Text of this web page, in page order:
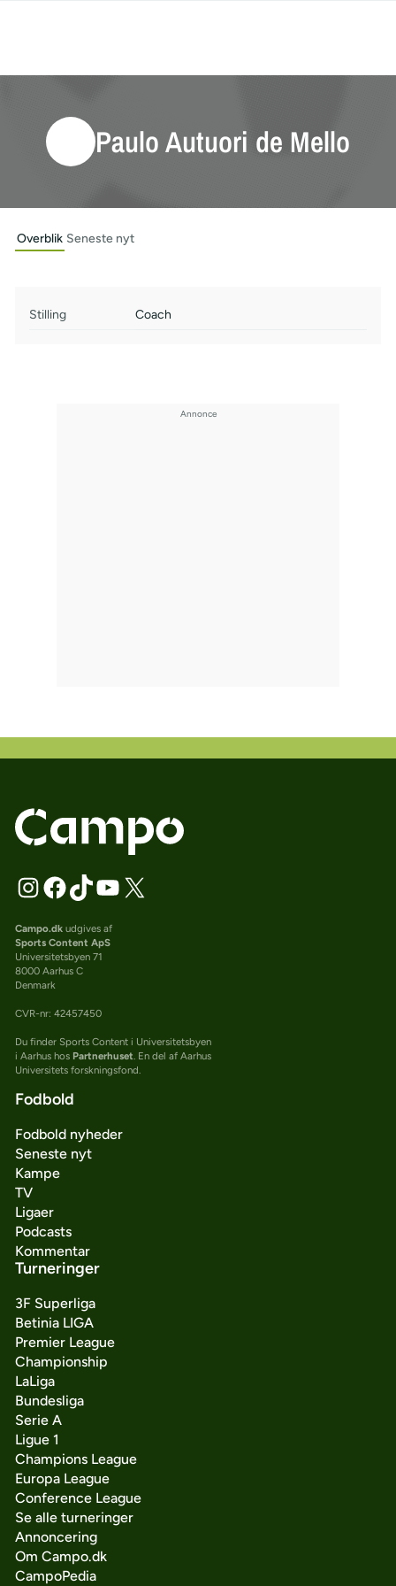
Paulo Autuori de Mello
Overblik Seneste nyt
Stilling Coach
Campo.dkudgives af
Sports Content ApS
Universitetsbyen 71
8000 Aarhus C
Denmark
CVR-nr: 42457450
Du finder Sports Content i Universitetsbyen
i Aarhus hos Partnerhuset. En del af Aarhus
Universitets forskningsfond.
Fodbold
Fodbold nyheder
Seneste nyt
Kampe
TV
Ligaer
Podcasts
Kommentar
Turneringer
3F Superliga
Betinia LIGA
Premier League
Championship
LaLiga
Bundesliga
Serie A
Ligue 1
Champions League
Europa League
Conference League
Se alle turneringer
Annoncering
Om Campo.dk
CampoPedia